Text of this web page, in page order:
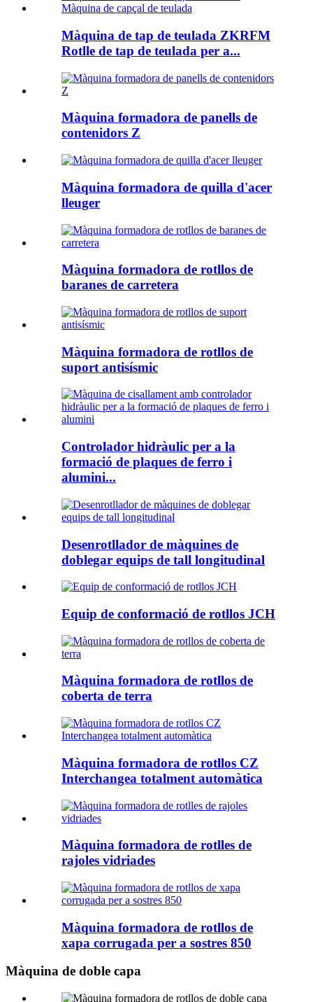
Màquina de tap de teulada ZKRFM
Rotlle de tap de teulada per a...
Màquina formadora de panells de
contenidors Z
Màquina formadora de quilla d'acer
lleuger
Màquina formadora de rotllos de
baranes de carretera
Màquina formadora de rotllos de
suport antisísmic
Controlador hidràulic per a la
formació de plaques de ferro i
alumini...
Desenrotllador de màquines de
doblegar equips de tall longitudinal
Equip de conformació de rotllos JCH
Màquina formadora de rotllos de
coberta de terra
Màquina formadora de rotllos CZ
Interchangea totalment automàtica
Màquina formadora de rotlles de
rajoles vidriades
Màquina formadora de rotllos de
xapa corrugada per a sostres 850
Màquina de doble capa